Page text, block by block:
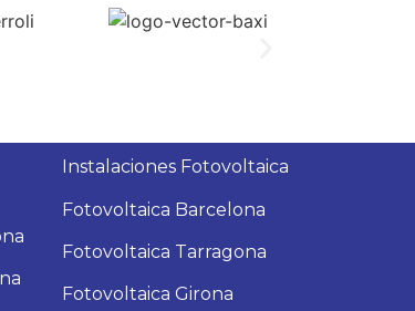
Instalaciones Fotovoltaica
Fotovoltaica Barcelona
Fotovoltaica Tarragona
Fotovoltaica Girona